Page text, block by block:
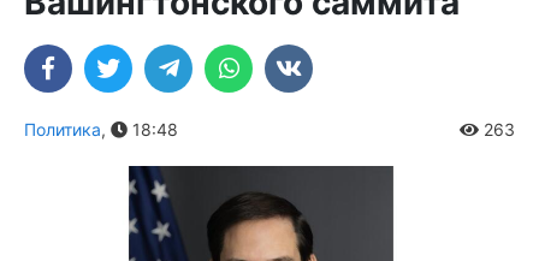
Политика, 18:48 263